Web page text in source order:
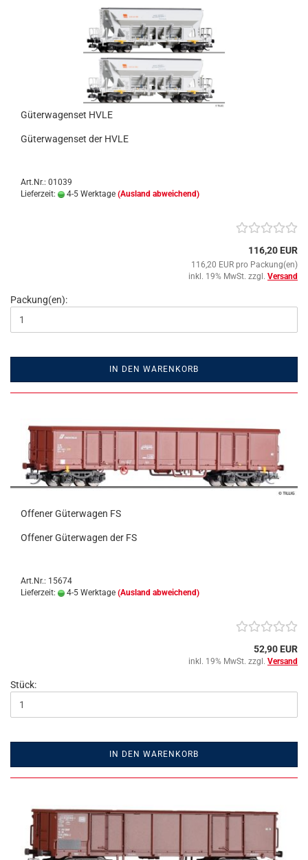
Güterwagenset HVLE
Güterwagenset der HVLE
Art.Nr.: 01039
Lieferzeit:
4-5 Werktage (Ausland abweichend)
116,20 EUR
116,20 EUR pro Packung(en)
inkl. 19% MwSt. zzgl. Versand
Packung(en):
IN DEN WARENKORB
Offener Güterwagen FS
Offener Güterwagen der FS
Art.Nr.: 15674
Lieferzeit:
4-5 Werktage (Ausland abweichend)
52,90 EUR
inkl. 19% MwSt. zzgl. Versand
Stück:
IN DEN WARENKORB